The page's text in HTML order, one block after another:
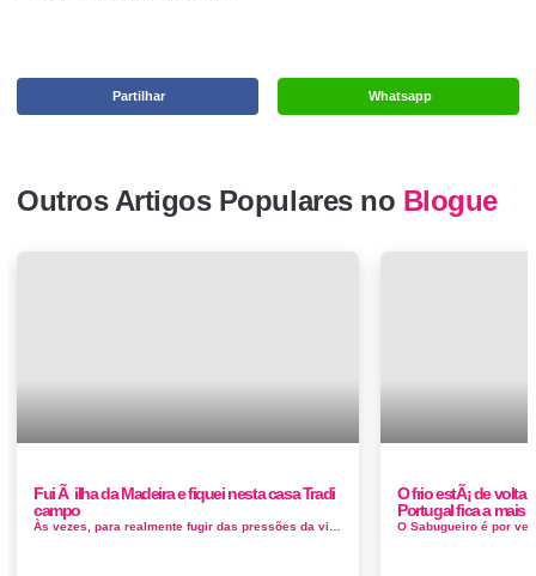
Whatsapp
Partilhar
Outros Artigos Populares no Blogue
Fui Ã ilha da Madeira e fiquei nesta casa Tradi
campo
O frio estÃ¡ de volta
Portugal fica a mais